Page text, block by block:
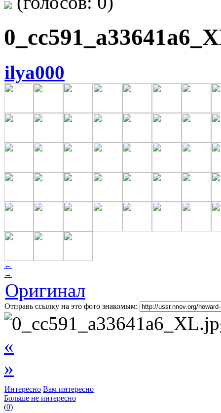
ilya000
←
→
Оригинал
Отправь ссылку на это фото знакомым:
«
»
Интересно Вам интересно
Больше не интересно
(0)